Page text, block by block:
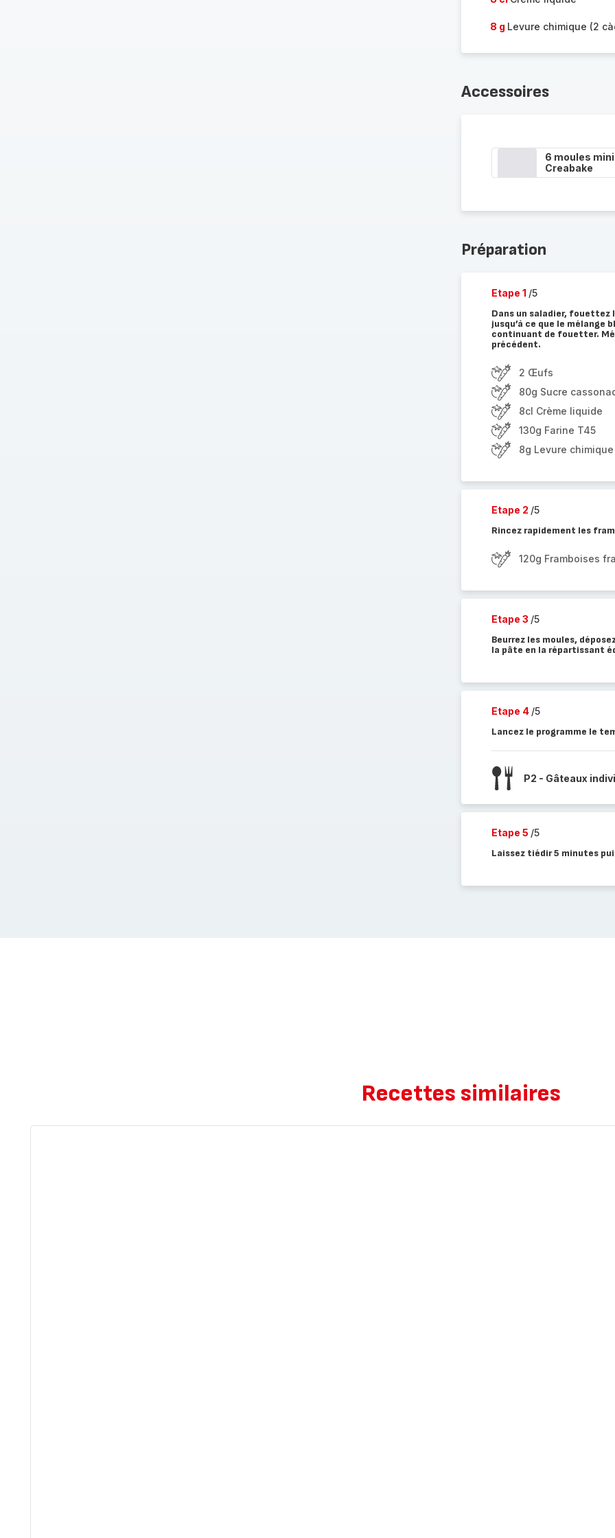
8 g Levure chimique (2
Accessoires
6 moules
Creabake
Préparation
Etape 1 /5
Dans un saladier,
jusqu’à ce que le mélange
continuant de fouetter.
précédent.
2 Œufs
80g Sucre
8cl Crème liquide
130g Farine T45
8g Levure
Etape 2 /5
Rincez rapidement les
120g Framboises
Etape 3 /5
Beurrez les moules,
la pâte en la répartissant
Etape 4 /5
Lancez le programme le
P2 - Gâteaux
Etape 5 /5
Laissez tiédir 5 minutes
Recettes similaires